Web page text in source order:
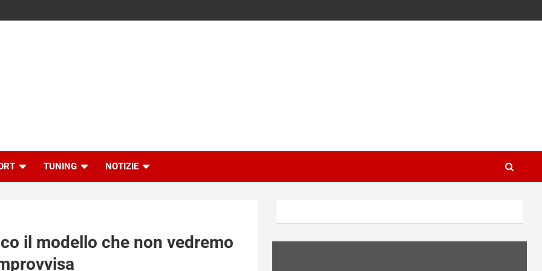
TUNING NOTIZIE
il modello che non vedremo